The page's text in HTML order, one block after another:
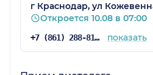
г Краснодар, ул
Откроется 10.08 в 07:00
+7 (861) 288-81-65 показать